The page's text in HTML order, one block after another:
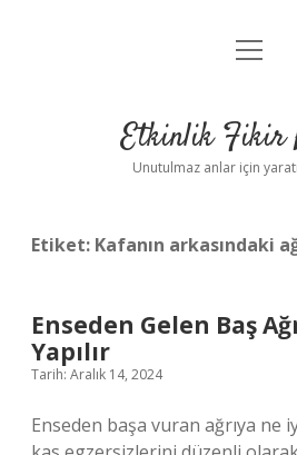
Anasayfa
Yasal Uyarı
menüyü
Etkinlik Fikir
Unutulmaz anlar için
Etiket: Kafanın arkasındaki
Enseden Gelen Baş
Yapılır
Tarih: Aralık 14, 2024
Enseden başa vuran ağrıya ne